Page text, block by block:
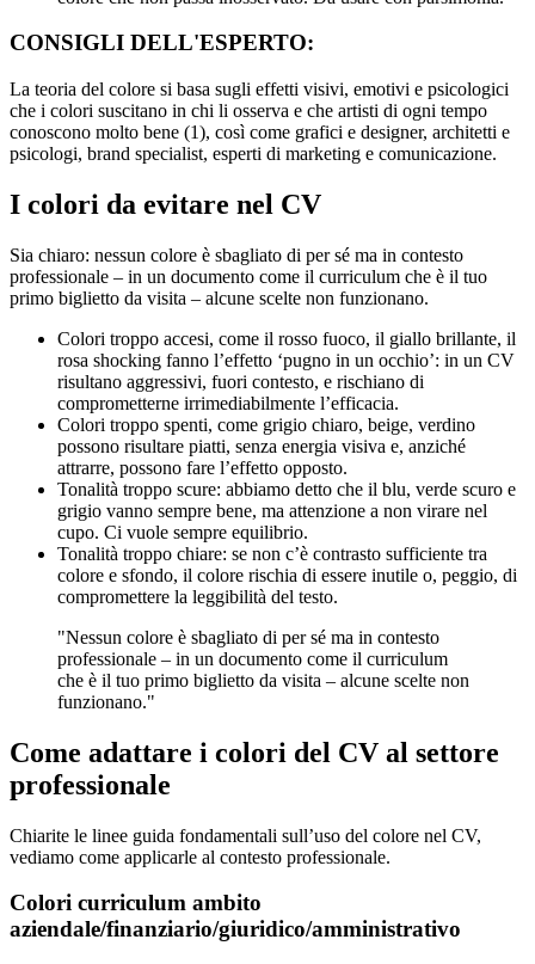
CONSIGLI DELL'ESPERTO:
La teoria del colore si basa sugli effetti visivi, emotivi e psicologici
che i colori suscitano in chi li osserva e che artisti di ogni tempo
conoscono molto bene (1), così come grafici e designer, architetti e
psicologi, brand specialist, esperti di marketing e comunicazione.
I colori da evitare nel CV
Sia chiaro: nessun colore è sbagliato di per sé ma in contesto
professionale – in un documento come il curriculum che è il tuo
primo biglietto da visita – alcune scelte non funzionano.
Colori troppo accesi, come il rosso fuoco, il giallo brillante, il
rosa shocking fanno l’effetto ‘pugno in un occhio’: in un CV
risultano aggressivi, fuori contesto, e rischiano di
comprometterne irrimediabilmente l’efficacia.
Colori troppo spenti, come grigio chiaro, beige, verdino
possono risultare piatti, senza energia visiva e, anziché
attrarre, possono fare l’effetto opposto.
Tonalità troppo scure: abbiamo detto che il blu, verde scuro e
grigio vanno sempre bene, ma attenzione a non virare nel
cupo. Ci vuole sempre equilibrio.
Tonalità troppo chiare: se non c’è contrasto sufficiente tra
colore e sfondo, il colore rischia di essere inutile o, peggio, di
compromettere la leggibilità del testo.
"Nessun colore è sbagliato di per sé ma in contesto
professionale – in un documento come il curriculum
che è il tuo primo biglietto da visita – alcune scelte non
funzionano."
Come adattare i colori del CV al settore
professionale
Chiarite le linee guida fondamentali sull’uso del colore nel CV,
vediamo come applicarle al contesto professionale.
Colori curriculum ambito
aziendale/finanziario/giuridico/amministrativo